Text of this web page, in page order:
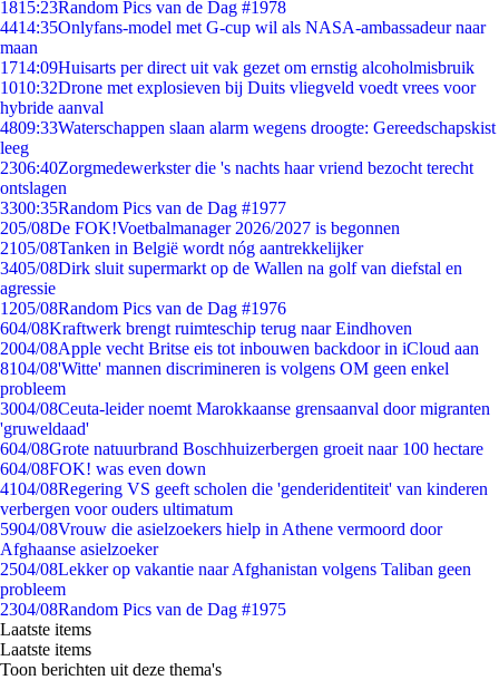
1815:23Random Pics van de Dag #1978
4414:35Onlyfans-model met G-cup wil als NASA-ambassadeur naar
maan
1714:09Huisarts per direct uit vak gezet om ernstig alcoholmisbruik
1010:32Drone met explosieven bij Duits vliegveld voedt vrees voor
hybride aanval
4809:33Waterschappen slaan alarm wegens droogte: Gereedschapskist
leeg
2306:40Zorgmedewerkster die 's nachts haar vriend bezocht terecht
ontslagen
3300:35Random Pics van de Dag #1977
205/08De FOK!Voetbalmanager 2026/2027 is begonnen
2105/08Tanken in België wordt nóg aantrekkelijker
3405/08Dirk sluit supermarkt op de Wallen na golf van diefstal en
agressie
1205/08Random Pics van de Dag #1976
604/08Kraftwerk brengt ruimteschip terug naar Eindhoven
2004/08Apple vecht Britse eis tot inbouwen backdoor in iCloud aan
8104/08'Witte' mannen discrimineren is volgens OM geen enkel
probleem
3004/08Ceuta-leider noemt Marokkaanse grensaanval door migranten
'gruweldaad'
604/08Grote natuurbrand Boschhuizerbergen groeit naar 100 hectare
604/08FOK! was even down
4104/08Regering VS geeft scholen die 'genderidentiteit' van kinderen
verbergen voor ouders ultimatum
5904/08Vrouw die asielzoekers hielp in Athene vermoord door
Afghaanse asielzoeker
2504/08Lekker op vakantie naar Afghanistan volgens Taliban geen
probleem
2304/08Random Pics van de Dag #1975
Laatste items
Laatste items
Toon berichten uit deze thema's